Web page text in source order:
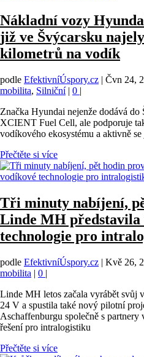
Nákladní vozy
již ve Švýcarsku
kilometrů na vodík
podle EfektivníÚspory.cz | Čvn 24,
mobilita, Silniční| 0 |
Značka Hyundai nejenže dodává
XCIENT Fuel Cell, ale podporuje
vodíkového ekosystému a aktivně
Přečtěte si více
Tři minuty nabíjení,
Linde MH představila
technologie pro
podle EfektivníÚspory.cz | Kvě 26,
mobilita | 0 |
Linde MH letos začala vyrábět svůj
24 V a spustila také nový pilotní
Aschaffenburgu společně s
řešení pro intralogistiku
Přečtěte si více